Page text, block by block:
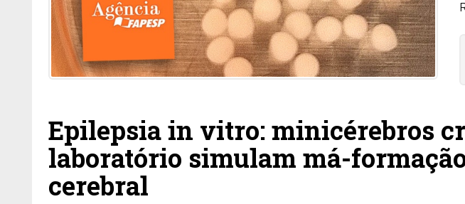
Epilepsia in vitro: minicérebros
laboratório simulam má-
cerebral